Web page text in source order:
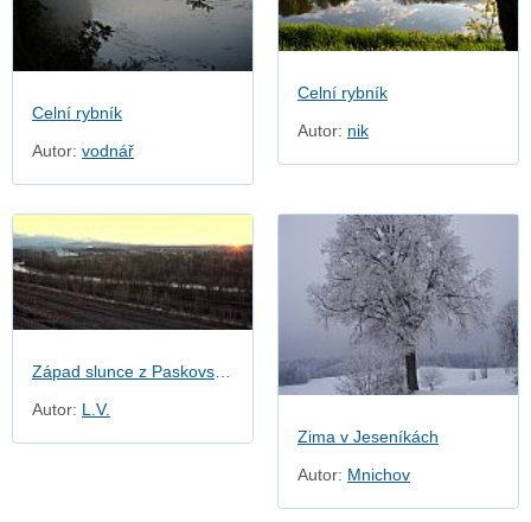
Celní rybník
Autor: vodnář
Celní rybník
Autor: nik
Autor: L.V.
Zima v Jeseníkách
Autor: Mnichov